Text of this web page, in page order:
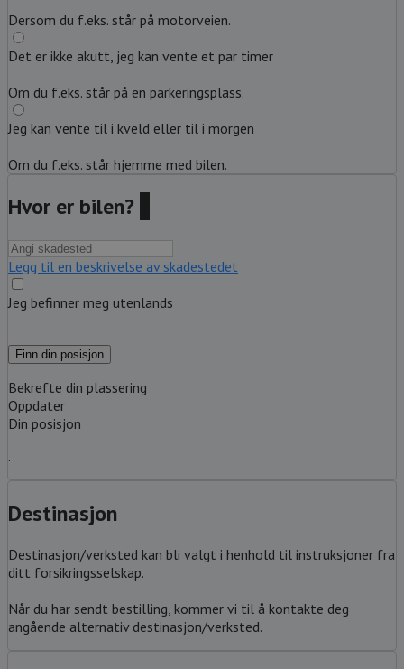
Dersom du f.eks. står på motorveien.
Det er ikke akutt, jeg kan vente et par timer
Om du f.eks. står på en parkeringsplass.
Jeg kan vente til i kveld eller til i morgen
Om du f.eks. står hjemme med bilen.
Hvor er bilen?
Legg til en beskrivelse av skadestedet
Jeg befinner meg utenlands
Finn din posisjon
Bekrefte din plassering
Oppdater
Din posisjon
.
Destinasjon
Destinasjon/verksted kan bli valgt i henhold til instruksjoner fra
ditt forsikringsselskap.
Når du har sendt bestilling, kommer vi til å kontakte deg
angående alternativ destinasjon/verksted.